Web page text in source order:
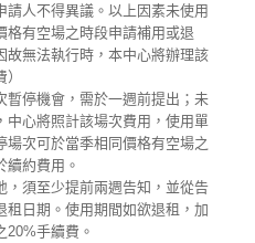
請人不得異議。以上因素未使用
格有空場之時段申請補用或退
故無法執行時，本中心將辦理該
暫停機會，需於一週前提出；未
中心將照計該場次費用，使用單
場次可於當季相同價格有空場之
續約費用。
，須至少提前兩週告知，並從告
租日期。使用期間如欲退租，加
20%手續費。